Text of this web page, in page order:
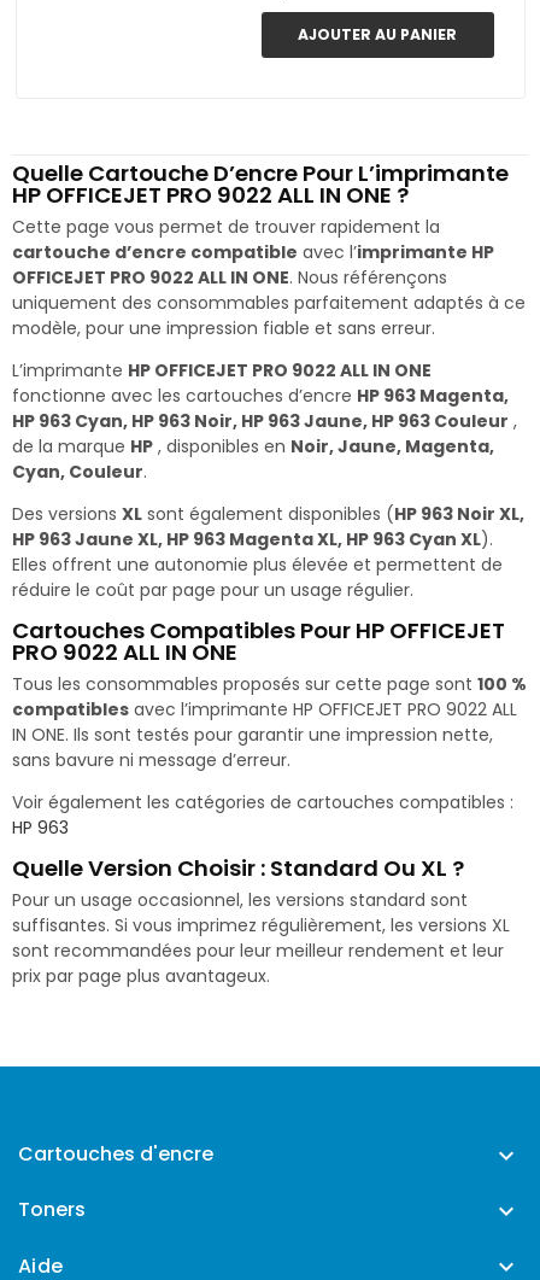
AJOUTER AU PANIER
Quelle Cartouche D’encre Pour L’imprimante
HP OFFICEJET PRO 9022 ALL IN ONE ?
Cette page vous permet de trouver rapidement la
cartouche d’encre compatible avec l’imprimante HP
OFFICEJET PRO 9022 ALL IN ONE. Nous référençons
uniquement des consommables parfaitement adaptés à ce
modèle, pour une impression fiable et sans erreur.
L’imprimante HP OFFICEJET PRO 9022 ALL IN ONE
fonctionne avec les cartouches d’encre HP 963 Magenta,
HP 963 Cyan, HP 963 Noir, HP 963 Jaune, HP 963 Couleur ,
de la marque HP , disponibles en Noir, Jaune, Magenta,
Cyan, Couleur.
Des versions XL sont également disponibles (HP 963 Noir XL,
HP 963 Jaune XL, HP 963 Magenta XL, HP 963 Cyan XL).
Elles offrent une autonomie plus élevée et permettent de
réduire le coût par page pour un usage régulier.
Cartouches Compatibles Pour HP OFFICEJET
PRO 9022 ALL IN ONE
Tous les consommables proposés sur cette page sont 100 %
compatibles avec l’imprimante HP OFFICEJET PRO 9022 ALL
IN ONE. Ils sont testés pour garantir une impression nette,
sans bavure ni message d’erreur.
Voir également les catégories de cartouches compatibles :
HP 963
Quelle Version Choisir : Standard Ou XL ?
Pour un usage occasionnel, les versions standard sont
suffisantes. Si vous imprimez régulièrement, les versions XL
sont recommandées pour leur meilleur rendement et leur
prix par page plus avantageux.
Cartouches d'encre 
Toners 
Aide 